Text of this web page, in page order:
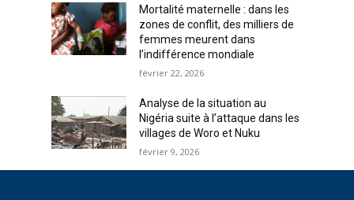
Mortalité maternelle : dans les
zones de conflit, des milliers de
femmes meurent dans
l’indifférence mondiale
février 22, 2026
Analyse de la situation au
Nigéria suite à l’attaque dans les
villages de Woro et Nuku
février 9, 2026